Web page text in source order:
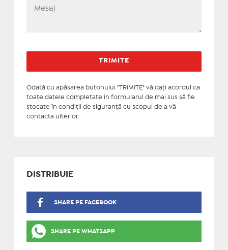
Odată cu apăsarea butonului "TRIMITE" vă daţi acordul ca
toate datele completate în formularul de mai sus să fie
stocate în condiţii de siguranţă cu scopul de a vă
contacta ulterior.
DISTRIBUIE
SHARE PE FACEBOOK
SHARE PE WHATSAPP